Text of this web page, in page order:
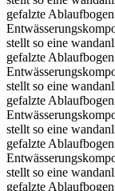
gefalzte
stellt so eine
gefalzte
stellt so eine
gefalzte
stellt so eine
gefalzte
stellt so eine
gefalzte